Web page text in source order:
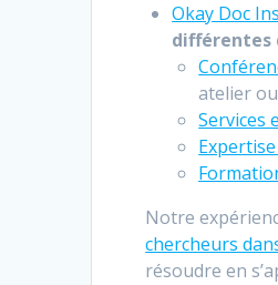
Okay Doc
différentes
atelier
Services
Notre
chercheurs
résoudre en